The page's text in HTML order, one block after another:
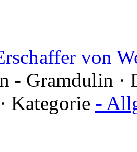
von
- Gramdulin ·
Kategorie -